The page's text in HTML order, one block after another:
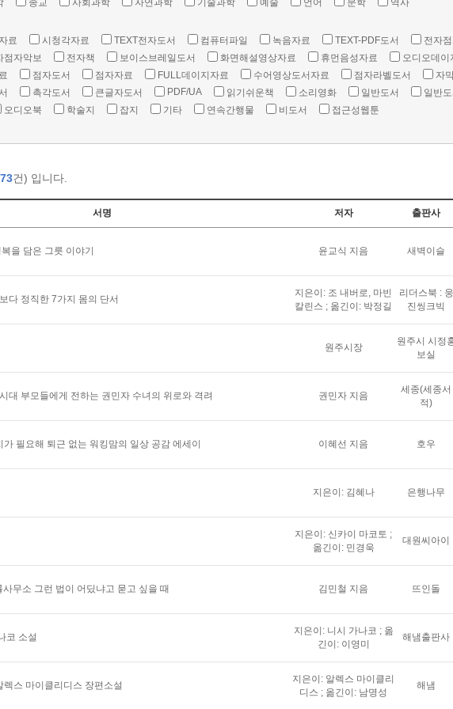
종교 사회과학 자연과학 기술과학 예술 언어 문학 역사
료 시청각자료 TEXT전자도서 컴퓨터파일 녹음자료 TEXT-PDF도서
전자
점자악보
전자책 보이스브레일도서 화면해설영상자료 휴먼음성자료
오디오데이
점자도서 점자자료 FULL데이지자료 수어영상도서자료 점자라벨도서
자
촉각도서 큰글자도서 PDF/UA 읽기쉬운책 소리영화 일반도서
일반도
오디오북
학술지 잡지 기타 연속간행물 비도서 접근성웹툰
건) 입니다.
서명 저자 출판사
을 담은 그릇 이야기 윤교식 지음 새벽이슬
다 정직한 7가지 몸의 단서
지은이: 조 내버로, 마빈
칼린스 ; 옮긴이: 박정길
리더스북 : 웅
진씽크빅
원주시장
원주시 시정
보실
대 부모들에게 전하는 권민자 수녀의 위로와 격려 권민자 지음
세종(세종서
적)
필요해 퇴근 없는 워킹맘의 일상 공감 에세이 이혜선 지음 호우
지은이: 김혜나 은행나무
지은이: 신카이 마코토 ;
옮긴이: 민경욱
대원씨아이
무소 그런 법이 어딨냐고 묻고 싶을 때 김민철 지음 뜨인돌
코 소설
지은이: 니시 가나코 ; 옮
긴이: 이영미
해냄출판사
스 마이클리디스 장편소설
지은이: 알렉스 마이클리
디스 ; 옮긴이: 남명성
해냄